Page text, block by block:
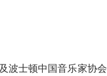
波士顿中国音乐家协